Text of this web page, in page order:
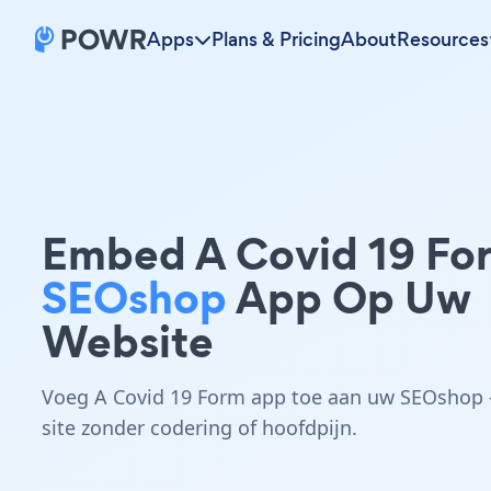
Apps Plans & PricingAboutResources
Embed A Covid 19
SEOshopApp Op Uw
Website
Voeg A Covid 19 Form app toe aan uw SEOshop
site zonder codering of hoofdpijn.